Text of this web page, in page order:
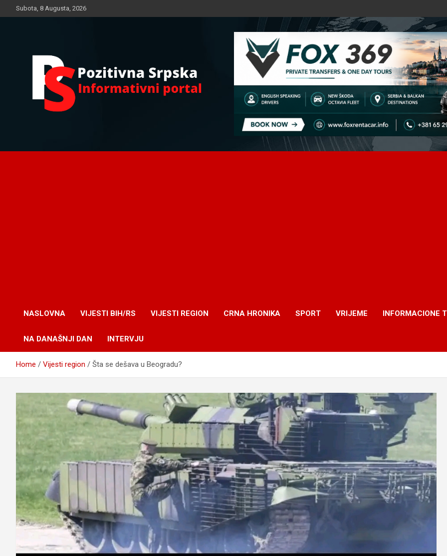
to
Subota, 8 Augusta, 2026
NASLOVNA VIJESTI BIH/RS VIJESTI REGION CRNA HRONIKA SPORT VRIJEME INFORMACIONE
NA DANAŠNJI DAN INTERVJU
Home Vijesti region Šta se dešava u Beogradu?